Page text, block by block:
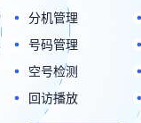
分机管理
号码管理
空号检测
回访播放